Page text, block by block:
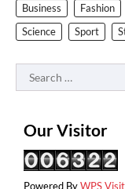
Business Fashion
Science
Sport
Search
for:
Our Visitor
Powered ByWPS